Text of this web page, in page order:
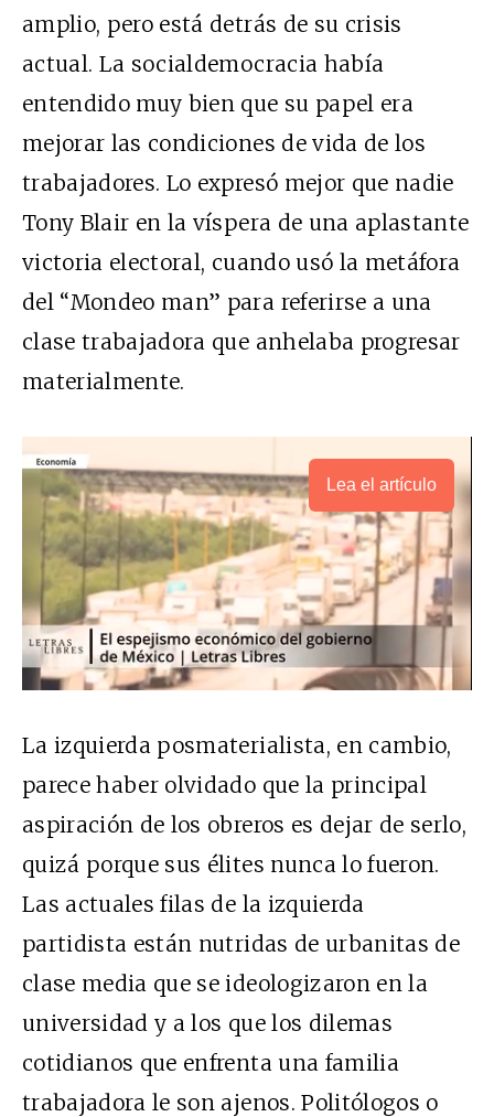
amplio, pero está detrás de su crisis
actual. La socialdemocracia había
entendido muy bien que su papel era
mejorar las condiciones de vida de los
trabajadores. Lo expresó mejor que nadie
Tony Blair en la víspera de una aplastante
victoria electoral, cuando usó la metáfora
del “Mondeo man” para referirse a una
clase trabajadora que anhelaba progresar
materialmente.
Lea el artículo
La izquierda posmaterialista, en cambio,
parece haber olvidado que la principal
aspiración de los obreros es dejar de serlo,
quizá porque sus élites nunca lo fueron.
Las actuales filas de la izquierda
partidista están nutridas de urbanitas de
clase media que se ideologizaron en la
universidad y a los que los dilemas
cotidianos que enfrenta una familia
trabajadora le son ajenos. Politólogos o